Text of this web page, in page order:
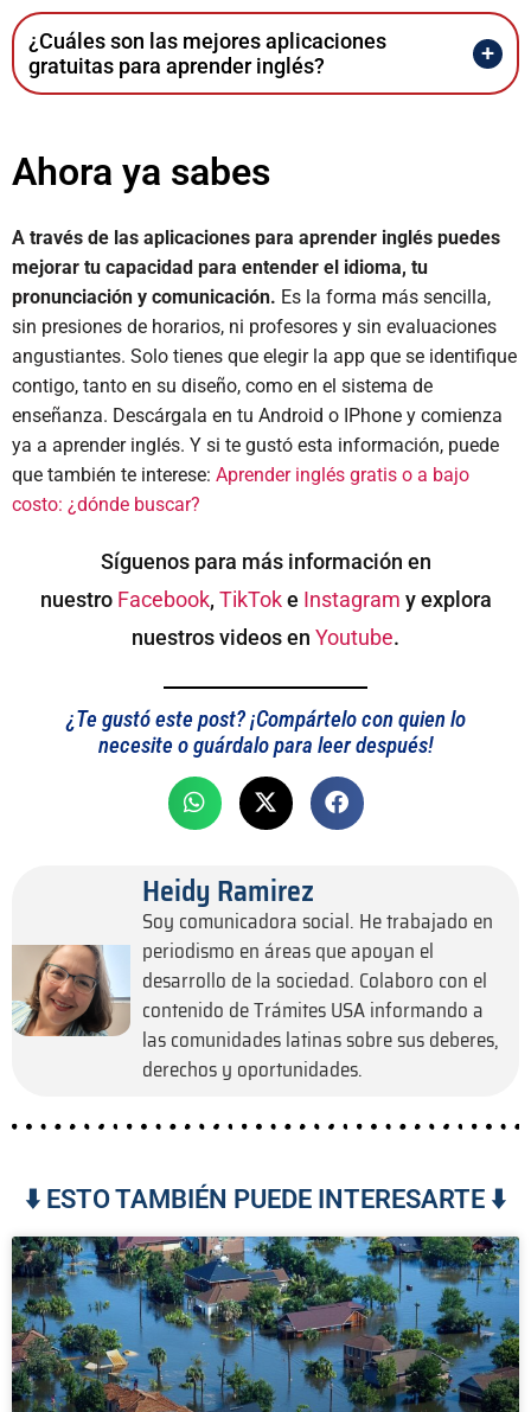
¿Cuáles son las mejores aplicaciones
gratuitas para aprender inglés?
Ahora ya sabes
A través de las aplicaciones para aprender inglés puedes
mejorar tu capacidad para entender el idioma, tu
pronunciación y comunicación. Es la forma más sencilla,
sin presiones de horarios, ni profesores y sin evaluaciones
angustiantes. Solo tienes que elegir la app que se identifique
contigo, tanto en su diseño, como en el sistema de
enseñanza. Descárgala en tu Android o IPhone y comienza
ya a aprender inglés. Y si te gustó esta información, puede
que también te interese: Aprender inglés gratis o a bajo
costo: ¿dónde buscar?
Síguenos para más información en
nuestro Facebook, TikToke Instagram y explora
nuestros videos en Youtube.
¿Te gustó este post? ¡Compártelo con quien lo
necesite o guárdalo para leer después!
Heidy Ramirez
Soy comunicadora social. He trabajado en
periodismo en áreas que apoyan el
desarrollo de la sociedad. Colaboro con el
contenido de Trámites USA informando a
las comunidades latinas sobre sus deberes,
derechos y oportunidades.
⬇️ ESTO TAMBIÉN PUEDE INTERESARTE ⬇️